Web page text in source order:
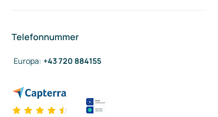
Telefonnummer
Europa: +43 720 884155